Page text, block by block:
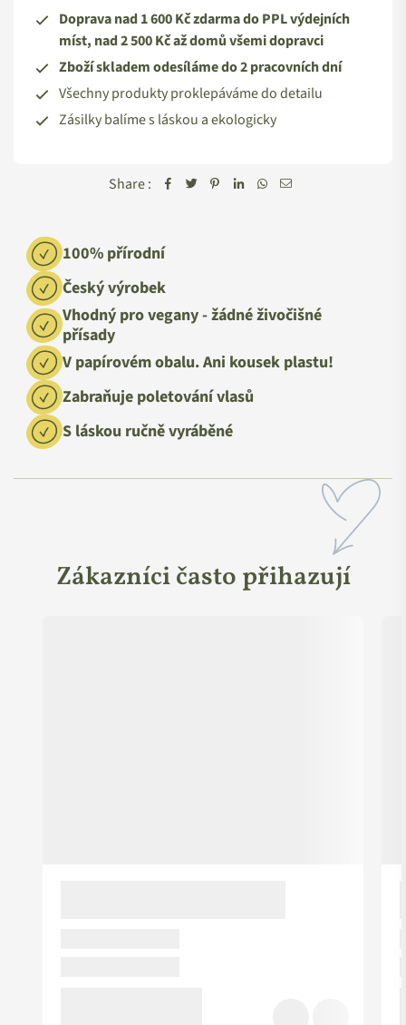
Doprava nad 1 600 Kč zdarma do PPL výdejních
míst, nad 2 500 Kč až domů všemi dopravci
Zboží skladem odesíláme do 2 pracovních dní
Všechny produkty proklepáváme do detailu
Zásilky balíme s láskou a ekologicky
Share :
100% přírodní
Český výrobek
Vhodný pro vegany - žádné živočišné
přísady
V papírovém obalu. Ani kousek plastu!
Zabraňuje poletování vlasů
S láskou ručně vyráběné
Zákazníci často přihazují